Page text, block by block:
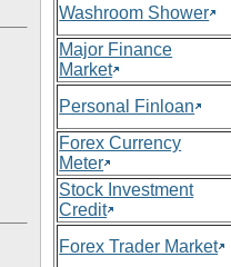
Washroom Shower
Major Finance
Market
Personal Finloan
Forex Currency
Meter
Stock Investment
Credit
Forex Trader Market